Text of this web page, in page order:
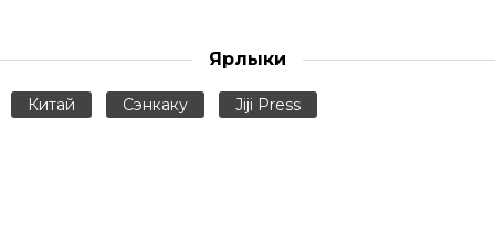
Ярлыки
Китай Сэнкаку Jiji Press